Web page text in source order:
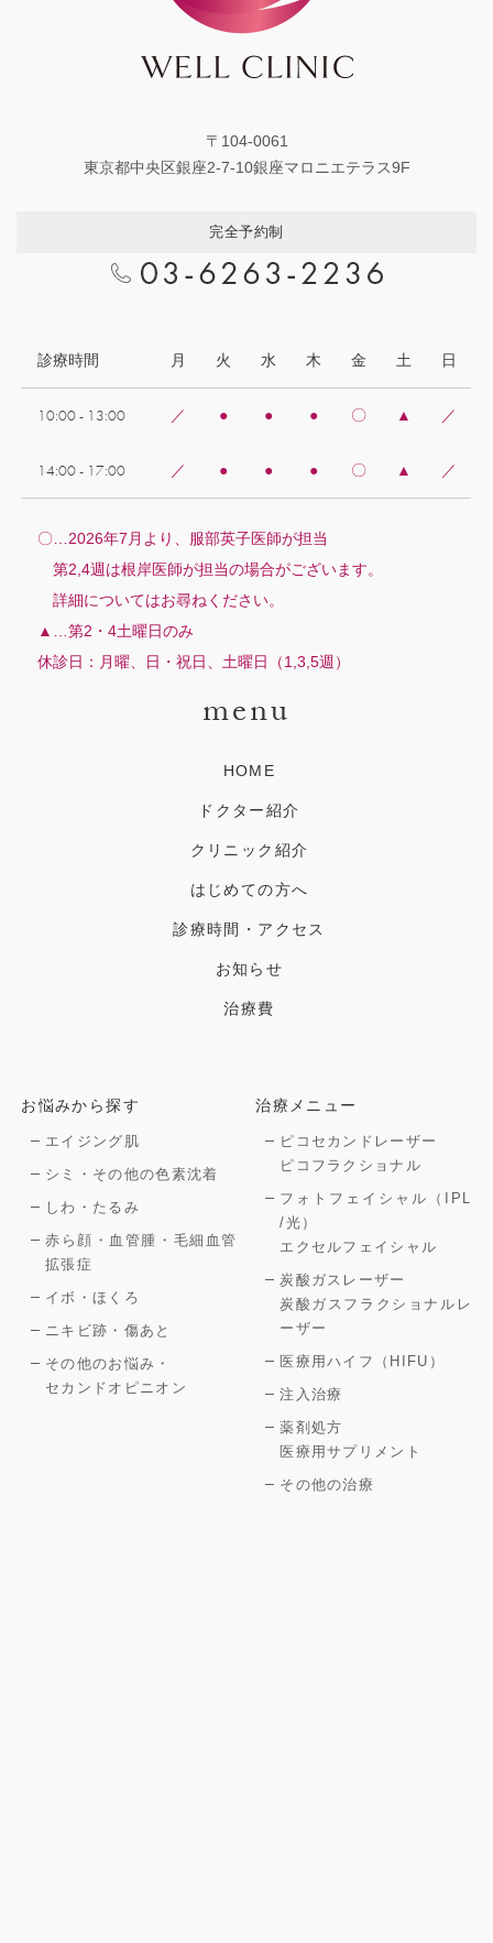
〒104-0061
東京都中央区銀座2-7-10銀座マロニエテラス9F
完全予約制
診療時間 月 火 水 木 金 土 日
10:00 - 13:00 ／ ● ● ● 〇 ▲ ／
14:00 - 17:00 ／ ● ● ● 〇 ▲ ／
〇…2026年7月より、服部英子医師が担当
第2,4週は根岸医師が担当の場合がございます。
詳細についてはお尋ねください。
▲…第2・4土曜日のみ
休診日：月曜、日・祝日、土曜日（1,3,5週）
menu
HOME
ドクター紹介
クリニック紹介
はじめての方へ
診療時間・アクセス
お知らせ
治療費
お悩みから探す
エイジング肌
シミ・その他の色素沈着
しわ・たるみ
赤ら顔・血管腫・毛細血管
拡張症
イボ・ほくろ
ニキビ跡・傷あと
その他のお悩み・
セカンドオピニオン
治療メニュー
ピコセカンドレーザー
ピコフラクショナル
フォトフェイシャル（IPL
/光）
エクセルフェイシャル
炭酸ガスレーザー
炭酸ガスフラクショナルレ
ーザー
医療用ハイフ（HIFU）
注入治療
薬剤処方
医療用サプリメント
その他の治療